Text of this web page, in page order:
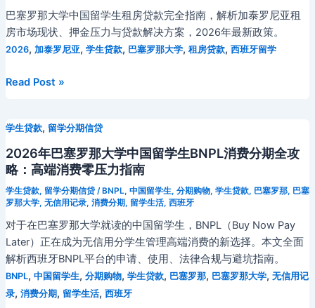
的
省
钱
资
巴塞罗那大学中国留学生租房贷款完全指南，解析加泰罗尼亚租
房市场现状、押金压力与贷款解决方案，2026年最新政策。
2026, 加泰罗尼亚, 学生贷款, 巴塞罗那大学, 租房贷款, 西班牙留学
2026
班
牙
巴
罗
大
学
中
国
留
Read Post »
学生贷款, 留学分期信贷
2026年巴塞罗那大学中国留学生BNPL消费分期全攻
略：高端消费零压力指南
学生贷款, 留学分期信贷/BNPL, 中国留学生, 分期购物, 学生贷款, 巴塞罗那, 巴塞
罗那大学, 无信用记录, 消费分期, 留学生活, 西班牙
对于在巴塞罗那大学就读的中国留学生，BNPL（Buy Now Pay
Later）正在成为无信用分学生管理高端消费的新选择。本文全面
解析西班牙BNPL平台的申请、使用、法律合规与避坑指南。
BNPL, 中国留学生, 分期购物, 学生贷款, 巴塞罗那, 巴塞罗那大学, 无信用记
录, 消费分期, 留学生活, 西班牙